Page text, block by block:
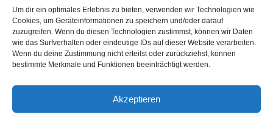
Um dir ein optimales Erlebnis zu bieten, verwenden wir Technologien wie
Cookies, um Geräteinformationen zu speichern und/oder darauf
zuzugreifen. Wenn du diesen Technologien zustimmst, können wir Daten
wie das Surfverhalten oder eindeutige IDs auf dieser Website verarbeiten.
Wenn du deine Zustimmung nicht erteilst oder zurückziehst, können
bestimmte Merkmale und Funktionen beeinträchtigt werden.
Akzeptieren